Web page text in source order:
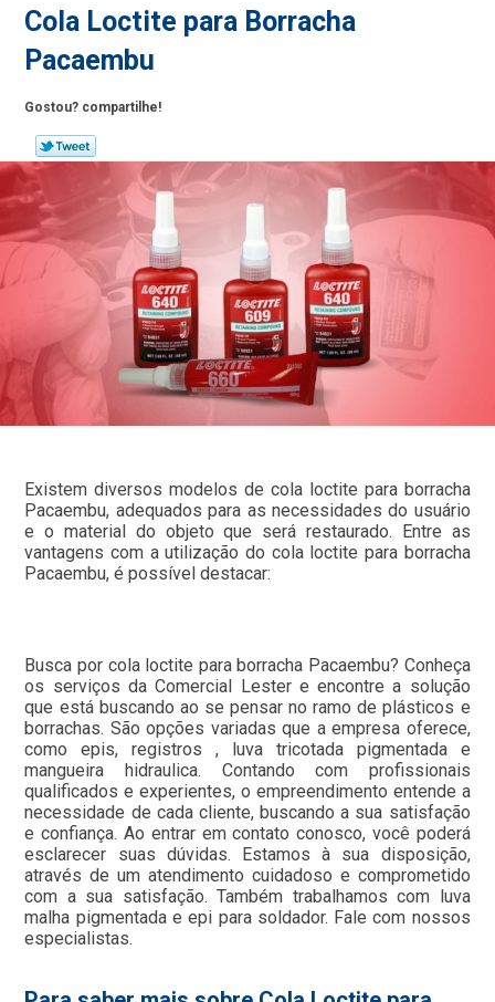
Cola Loctite para Borracha
Pacaembu
Gostou? compartilhe!
Existem diversos modelos de cola loctite para borracha
Pacaembu, adequados para as necessidades do usuário
e o material do objeto que será restaurado. Entre as
vantagens com a utilização do cola loctite para borracha
Pacaembu, é possível destacar:
Busca por cola loctite para borracha Pacaembu? Conheça
os serviços da Comercial Lester e encontre a solução
que está buscando ao se pensar no ramo de plásticos e
borrachas. São opções variadas que a empresa oferece,
como epis, registros , luva tricotada pigmentada e
mangueira hidraulica. Contando com profissionais
qualificados e experientes, o empreendimento entende a
necessidade de cada cliente, buscando a sua satisfação
e confiança. Ao entrar em contato conosco, você poderá
esclarecer suas dúvidas. Estamos à sua disposição,
através de um atendimento cuidadoso e comprometido
com a sua satisfação. Também trabalhamos com luva
malha pigmentada e epi para soldador. Fale com nossos
especialistas.